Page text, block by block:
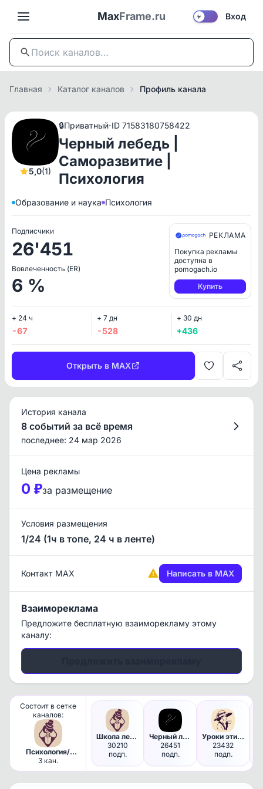
MaxFrame.ru ☀️ Вход
Главная Каталог каналов Профиль канала
5,0(1)
🔒Приватный·ID 71583180758422
Черный лебедь |
Саморазвитие |
Психология
Образование и наука Психология
Подписчики
26'451
Вовлеченность (ER)
6 %
РЕКЛАМА
Покупка рекламы
доступна в
pomogach.io
Купить
+ 24 ч
-67
+ 7 дн
-528
+ 30 дн
+436
Открыть в MAX
История канала
8 событий за всё время
последнее: 24 мар 2026
Цена рекламы
0 ₽за размещение
Условия размещения
1/24 (1ч в топе, 24 ч в ленте)
Контакт MAX Написать в MAX
Взаимореклама
Предложите бесплатную взаиморекламу этому
каналу:
Состоит в сетке
каналов:
Психология/
Саморазвитие/
Отношения/
3 кан.
Школа леди | Манеры и Этикет
30210
подп.
Черный лебедь | Саморазвитие …
26451
подп.
Уроки этикета
23432
подп.